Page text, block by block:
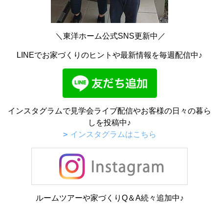
＼東洋ホーム公式SNS更新中／
LINEでお家づくりのヒントや最新情報を毎週配信中♪
インスタグラムで見学会ライブ配信やお客様の日々の暮ら
しを投稿中♪
インスタグラムはこちら
ルームツアーや家づくりQ＆A続々追加中♪